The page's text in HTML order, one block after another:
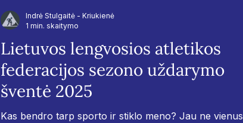
Lietuvos lengvosios atletikos
federacijos sezono uždarymo
šventė 2025
Kas bendro tarp sporto ir stiklo meno? Jau ne vienus
Indrė Stulgaitė - Kriukienė
1 min. skaitymo